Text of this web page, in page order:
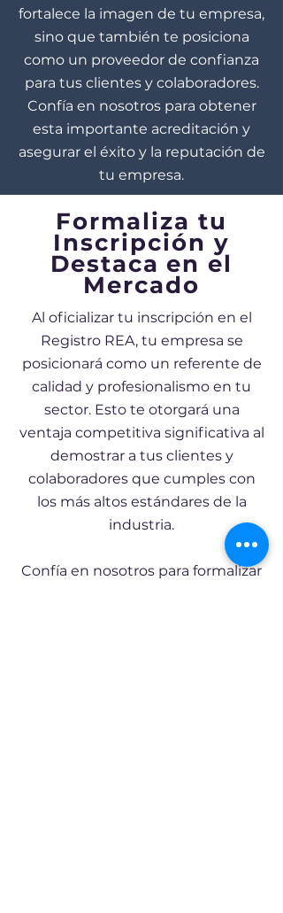
fortalece la imagen de tu empresa,
sino que también te posiciona
como un proveedor de confianza
para tus clientes y colaboradores.
Confía en nosotros para obtener
esta importante acreditación y
asegurar el éxito y la reputación de
tu empresa.
Formaliza tu
Inscripción y
Destaca en el
Mercado
Al oficializar tu inscripción en el
Registro REA, tu empresa se
posicionará como un referente de
calidad y profesionalismo en tu
sector. Esto te otorgará una
ventaja competitiva significativa al
demostrar a tus clientes y
colaboradores que cumples con
los más altos estándares de la
industria.
Confía en nosotros para formalizar